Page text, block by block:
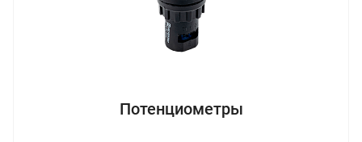
Потенциометры